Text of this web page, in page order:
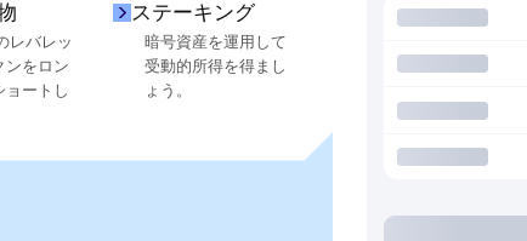
レバレッ
ンをロン
ョートし
ステーキング
暗号資産を運用して
受動的所得を得まし
ょう。